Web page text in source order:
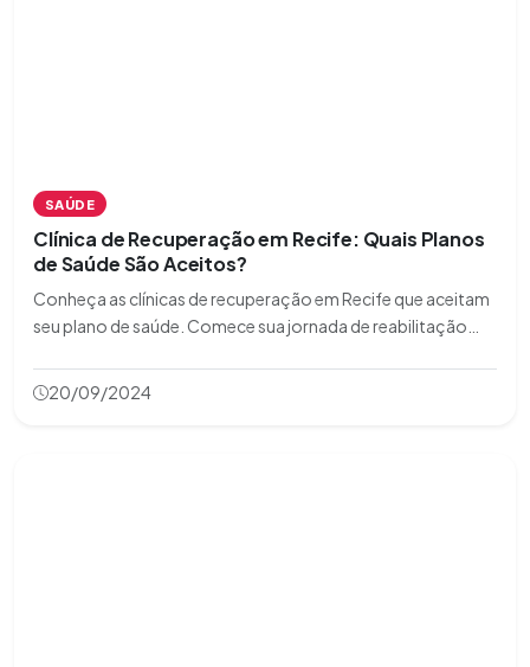
SAÚDE
Clínica de Recuperação em Recife: Quais Planos
de Saúde São Aceitos?
Conheça as clínicas de recuperação em Recife que aceitam
seu plano de saúde. Comece sua jornada de reabilitação
20/09/2024